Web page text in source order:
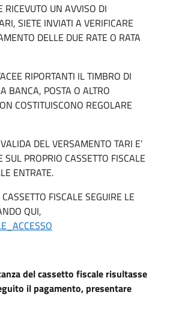
UN AVVISO DI
SIETE INVIATI A VERIFICARE
DELLE DUE RATE O RATA
RIPORTANTI IL TIMBRO DI
BANCA, POSTA O ALTRO
COSTITUISCONO REGOLARE
DEL VERSAMENTO TARI E’
SUL PROPRIO CASSETTO FISCALE
ENTRATE.
FISCALE SEGUIRE LE
QUI,
del cassetto fiscale risultasse
il pagamento, presentare